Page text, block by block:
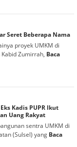
Seret Beberapa Nama
proyek UMKM di
Zumirrah, Baca
Kadis PUPR Ikut
Uang Rakyat
sentra UMKM di
(Sulsel) yang Baca